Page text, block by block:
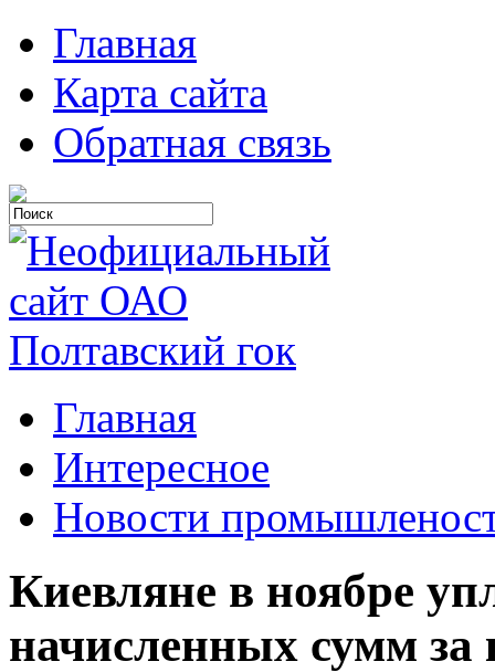
Главная
Карта сайта
Обратная связь
Главная
Интересное
Новости
Киевляне в ноябре
начисленных сумм